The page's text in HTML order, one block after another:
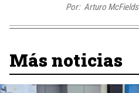
Por: Arturo McFields
Más noticias